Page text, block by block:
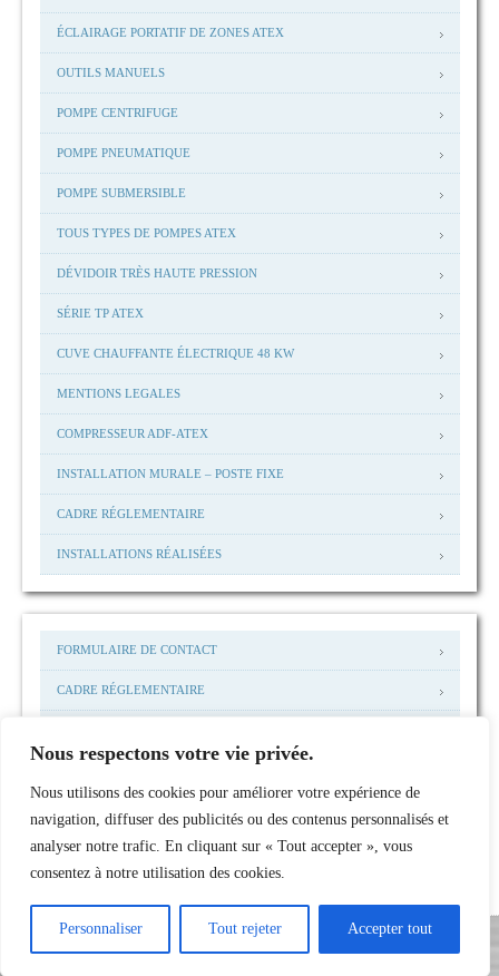
Nous respectons votre vie privée.
Nous utilisons des cookies pour améliorer votre expérience de
navigation, diffuser des publicités ou des contenus personnalisés et
analyser notre trafic. En cliquant sur « Tout accepter », vous
consentez à notre utilisation des cookies.
Personnaliser Tout rejeter Accepter tout
ÉCLAIRAGE PORTATIF DE ZONES ATEX
OUTILS MANUELS
POMPE CENTRIFUGE
POMPE PNEUMATIQUE
POMPE SUBMERSIBLE
TOUS TYPES DE POMPES ATEX
DÉVIDOIR TRÈS HAUTE PRESSION
SÉRIE TP ATEX
CUVE CHAUFFANTE ÉLECTRIQUE 48 KW
MENTIONS LEGALES
COMPRESSEUR ADF-ATEX
INSTALLATION MURALE – POSTE FIXE
CADRE RÉGLEMENTAIRE
INSTALLATIONS RÉALISÉES
FORMULAIRE DE CONTACT
CADRE RÉGLEMENTAIRE